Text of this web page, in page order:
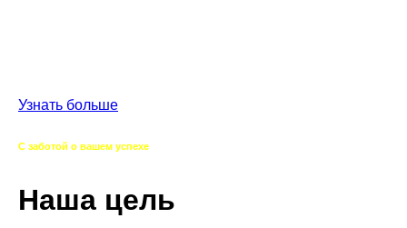
Узнать больше
С заботой о вашем успехе
Наша цель